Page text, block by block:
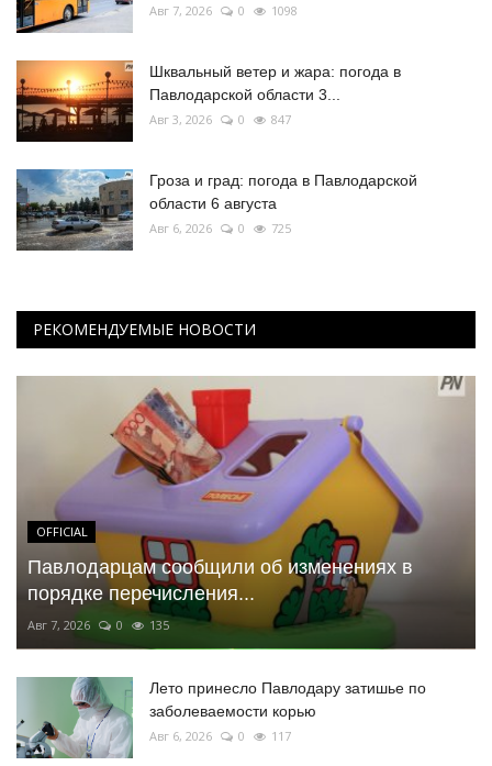
Авг 7, 2026 0 1098
Шквальный ветер и жара: погода в
Павлодарской области 3...
Авг 3, 2026 0 847
Гроза и град: погода в Павлодарской
области 6 августа
Авг 6, 2026 0 725
РЕКОМЕНДУЕМЫЕ НОВОСТИ
OFFICIAL
Павлодарцам сообщили об изменениях в
порядке перечисления...
Авг 7, 2026 0 135
Лето принесло Павлодару затишье по
заболеваемости корью
Авг 6, 2026 0 117